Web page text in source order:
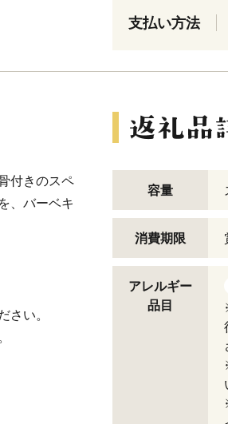
支払い方法
付きのスペ
、バーベキ
さい。
容量
消費期限
アレルギー
品目